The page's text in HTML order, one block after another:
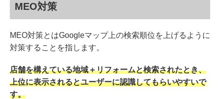
MEO対策
MEO対策とはGoogleマップ上の検索順位を上げるように
対策することを指します。
店舗を構えている地域＋リフォームと検索されたとき、
上位に表示されるとユーザーに認識してもらいやすいで
す。